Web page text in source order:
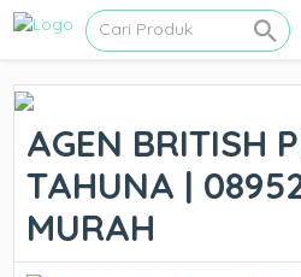
AGEN BRITISH
TAHUNA |
MURAH